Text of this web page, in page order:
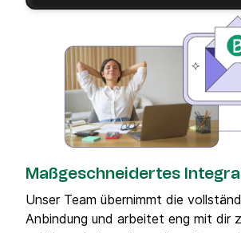
Maßgeschneidertes
Unser Team übernimmt die
Anbindung und arbeitet eng mit dir